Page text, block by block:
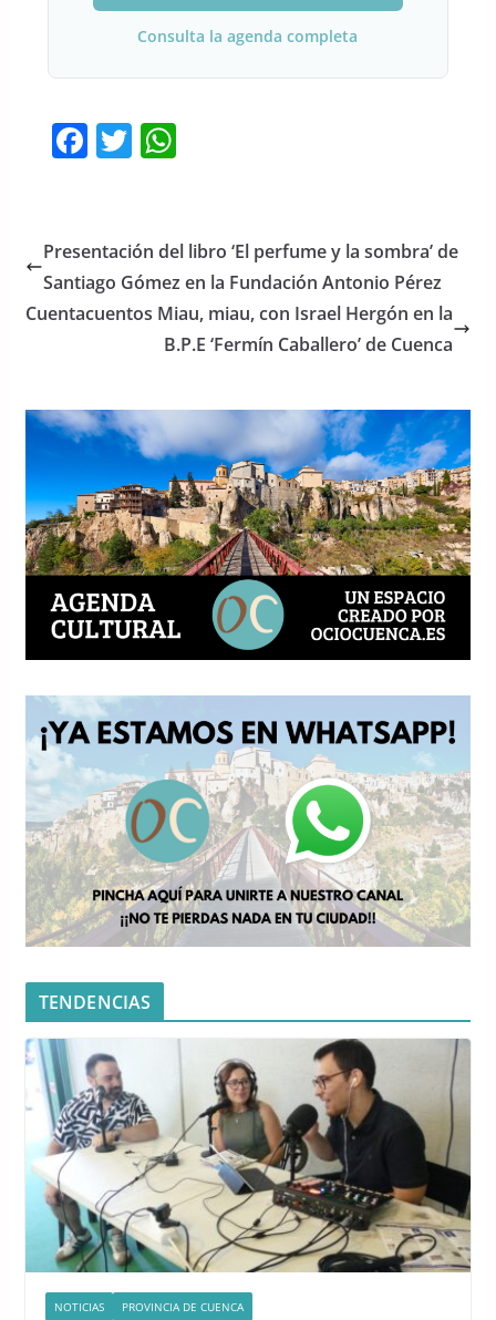
Consulta la agenda completa
F
e
b
o
T
er
W
s
A
p
p
Presentación del libro ‘El perfume y la sombra’ de
Santiago Gómez en la Fundación Antonio Pérez
Cuentacuentos Miau, miau, con Israel Hergón en la
B.P.E ‘Fermín Caballero’ de Cuenca
TENDENCIAS
NOTICIAS PROVINCIA DE CUENCA